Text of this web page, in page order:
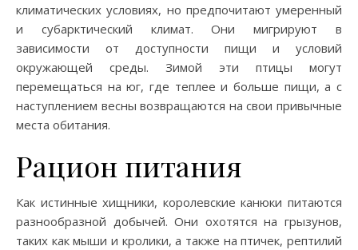
климатических условиях, но предпочитают умеренный
и субарктический климат. Они мигрируют в
зависимости от доступности пищи и условий
окружающей среды. Зимой эти птицы могут
перемещаться на юг, где теплее и больше пищи, а с
наступлением весны возвращаются на свои привычные
места обитания.
Рацион питания
Как истинные хищники, королевские канюки питаются
разнообразной добычей. Они охотятся на грызунов,
таких как мыши и кролики, а также на птичек, рептилий